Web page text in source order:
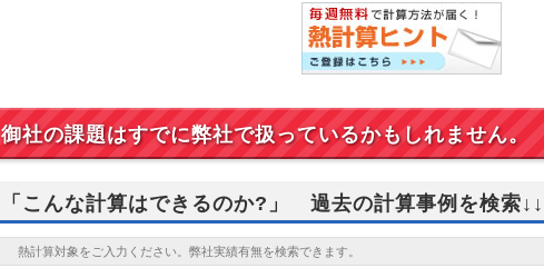
御社の課題はすでに弊社で扱っているかもしれません。
「こんな計算はできるのか?」 過去の計算事例を検索